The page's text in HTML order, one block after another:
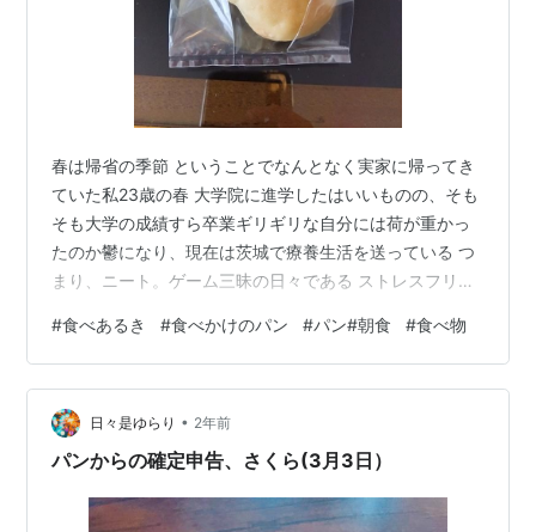
春は帰省の季節 ということでなんとなく実家に帰ってき
ていた私23歳の春 大学院に進学したはいいものの、そも
そも大学の成績すら卒業ギリギリな自分には荷が重かっ
たのか鬱になり、現在は茨城で療養生活を送っている つ
まり、ニート。ゲーム三昧の日々である ストレスフリー
てもいいように聞こえるが、将来への不安がないといえ
ばウソになる ひと昔前のブログの文面からは考えられな
いほど自信喪失からの後ろ向き人間になってしまった自
分だが、それでも悪いことばかりではない 自分のことを
もう一度見つめなおすいい機会にはなっている だが主治
#食べあるき #食べかけのパン #パン#朝食 #食べ物
日々是ゆらり • 2年前
パンからの確定申告、さくら(3月3日）